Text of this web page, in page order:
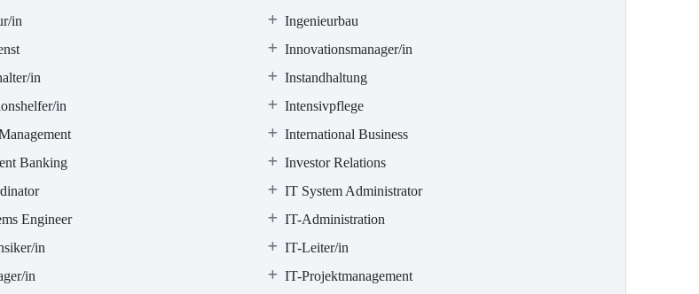
in
Ingenieurbau
Innovationsmanager/in
in
Instandhaltung
in
Intensivpflege
International Business
Banking
Investor Relations
IT System Administrator
Engineer
IT-Administration
in
IT-Leiter/in
in
IT-Projektmanagement